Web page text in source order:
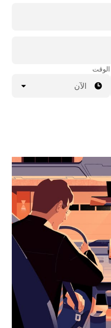
الوقت
الآن